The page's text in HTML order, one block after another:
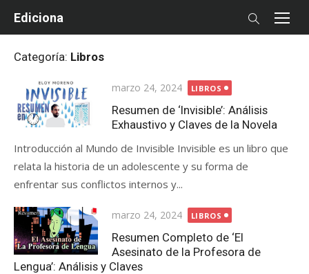
Ediciona
Categoría: Libros
Posted
on
marzo 24, 2024 LIBROS
Resumen de ‘Invisible’: Análisis
Exhaustivo y Claves de la Novela
Introducción al Mundo de Invisible Invisible es un libro que
relata la historia de un adolescente y su forma de
enfrentar sus conflictos internos y...
Posted
on
marzo 24, 2024 LIBROS
Resumen Completo de ‘El
Asesinato de la Profesora de
Lengua’: Análisis y Claves